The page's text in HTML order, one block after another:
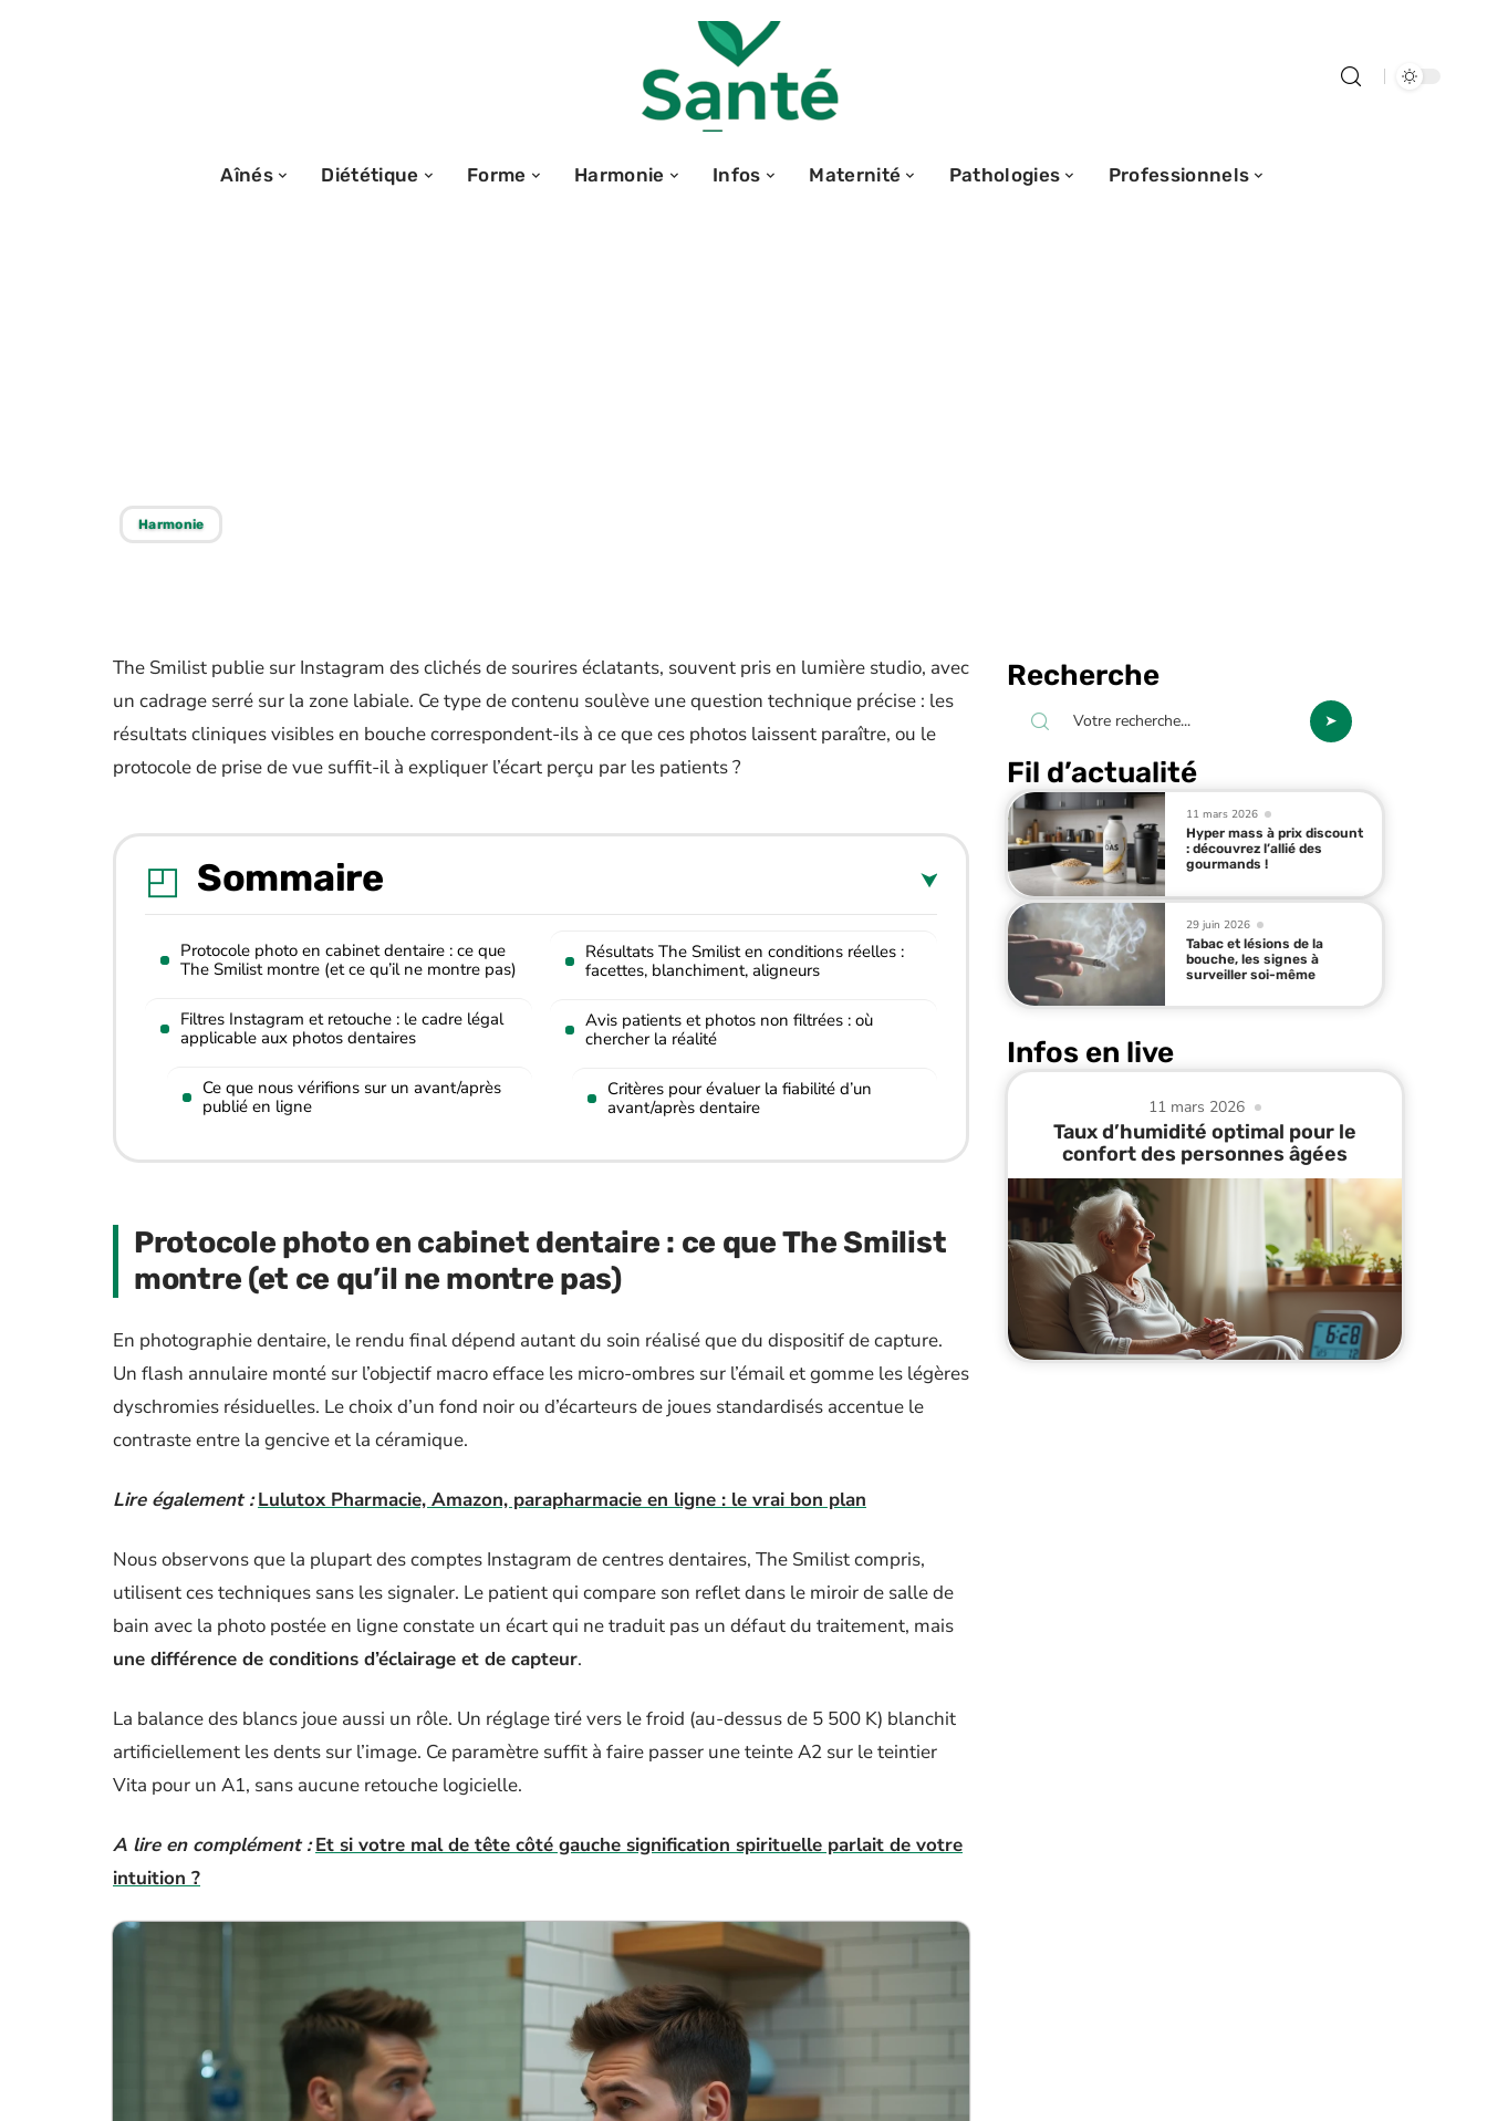
Aînés Diététique Forme Harmonie Infos Maternité Pathologies Professionnels
Harmonie
The Smilist publie sur Instagram des clichés de sourires éclatants, souvent pris en lumière studio, avec
un cadrage serré sur la zone labiale. Ce type de contenu soulève une question technique précise : les
résultats cliniques visibles en bouche correspondent-ils à ce que ces photos laissent paraître, ou le
protocole de prise de vue suffit-il à expliquer l’écart perçu par les patients ?
Sommaire
Protocole photo en cabinet dentaire : ce que
The Smilist montre (et ce qu’il ne montre pas)
Filtres Instagram et retouche : le cadre légal
applicable aux photos dentaires
Ce que nous vérifions sur un avant/après
publié en ligne
Résultats The Smilist en conditions réelles :
facettes, blanchiment, aligneurs
Avis patients et photos non filtrées : où
chercher la réalité
Critères pour évaluer la fiabilité d’un
avant/après dentaire
Protocole photo en cabinet dentaire : ce que The Smilist
montre (et ce qu’il ne montre pas)
En photographie dentaire, le rendu final dépend autant du soin réalisé que du dispositif de capture.
Un flash annulaire monté sur l’objectif macro efface les micro-ombres sur l’émail et gomme les légères
dyschromies résiduelles. Le choix d’un fond noir ou d’écarteurs de joues standardisés accentue le
contraste entre la gencive et la céramique.
Lire également : Lulutox Pharmacie, Amazon, parapharmacie en ligne : le vrai bon plan
Nous observons que la plupart des comptes Instagram de centres dentaires, The Smilist compris,
utilisent ces techniques sans les signaler. Le patient qui compare son reflet dans le miroir de salle de
bain avec la photo postée en ligne constate un écart qui ne traduit pas un défaut du traitement, mais
une différence de conditions d’éclairage et de capteur.
La balance des blancs joue aussi un rôle. Un réglage tiré vers le froid (au-dessus de 5 500 K) blanchit
artificiellement les dents sur l’image. Ce paramètre suffit à faire passer une teinte A2 sur le teintier
Vita pour un A1, sans aucune retouche logicielle.
A lire en complément : Et si votre mal de tête côté gauche signification spirituelle parlait de votre
intuition ?
Recherche
Fil d’actualité
11 mars 2026
Hyper mass à prix discount
: découvrez l’allié des
gourmands !
29 juin 2026
Tabac et lésions de la
bouche, les signes à
surveiller soi-même
Infos en live
11 mars 2026
Taux d’humidité optimal pour le
confort des personnes âgées